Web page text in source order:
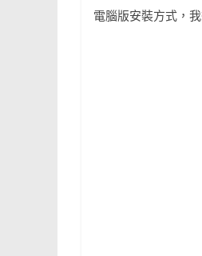
電腦版安裝方式，